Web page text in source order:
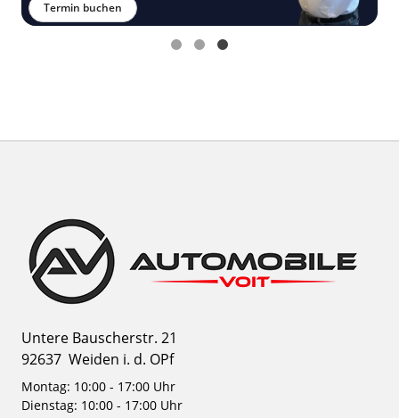
Termin buchen
Untere Bauscherstr. 21
92637 Weiden i. d. OPf
Montag: 10:00 - 17:00 Uhr
Dienstag: 10:00 - 17:00 Uhr